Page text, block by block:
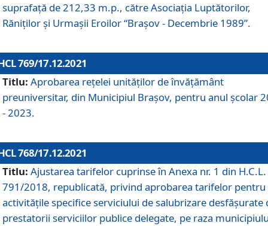
suprafaţă de 212,33 m.p., către Asociaţia Luptătorilor,
Răniţilor şi Urmaşii Eroilor “Braşov - Decembrie 1989”.
769/17.12.2021
Titlu: Aprobarea reţelei unităţilor de învăţământ
preuniversitar, din Municipiul Braşov, pentru anul şcolar
- 2023.
768/17.12.2021
Titlu: Ajustarea tarifelor cuprinse în Anexa nr. 1 din H.C.L.
791/2018, republicată, privind aprobarea tarifelor pentru
activităţile specifice serviciului de salubrizare desfăşurate
prestatorii serviciilor publice delegate, pe raza